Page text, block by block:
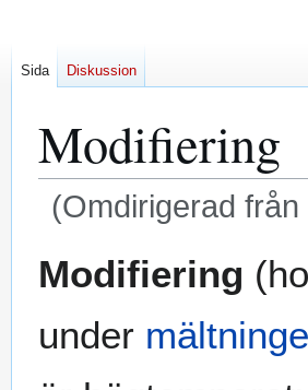
Modifiering
(Omdirigerad från
till
till
Modifiering
under
Sida Diskussion